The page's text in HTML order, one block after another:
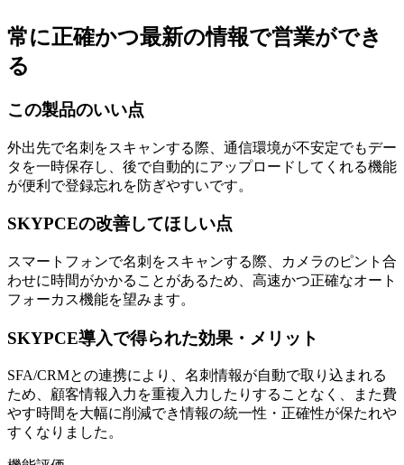
常に正確かつ最新の情報で営業ができ
る
この製品のいい点
外出先で名刺をスキャンする際、通信環境が不安定でもデー
タを一時保存し、後で自動的にアップロードしてくれる機能
が便利で登録忘れを防ぎやすいです。
SKYPCEの改善してほしい点
スマートフォンで名刺をスキャンする際、カメラのピント合
わせに時間がかかることがあるため、高速かつ正確なオート
フォーカス機能を望みます。
SKYPCE導入で得られた効果・メリット
SFA/CRMとの連携により、名刺情報が自動で取り込まれる
ため、顧客情報入力を重複入力したりすることなく、また費
やす時間を大幅に削減でき情報の統一性・正確性が保たれや
すくなりました。